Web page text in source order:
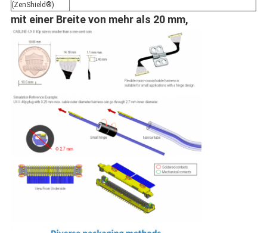
(ZenShield®)
mit einer Breite von mehr als 20 mm,